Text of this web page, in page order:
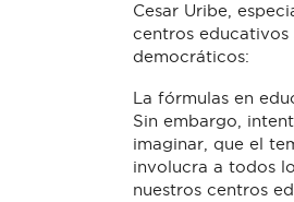
Cesar Uribe,
centros
democráticos:
La fórmulas en
Sin embargo,
imaginar, que el
involucra a todos
nuestros centros